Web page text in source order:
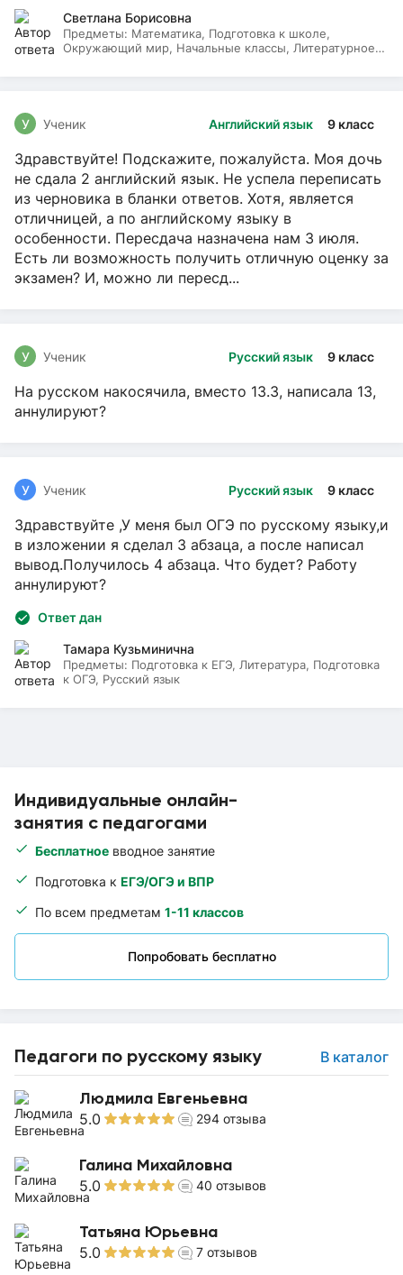
Индивидуальные онлайн-
занятия с педагогами
Бесплатное вводное занятие
Подготовка к ЕГЭ/ОГЭ и ВПР
По всем предметам 1-11 классов
Попробовать бесплатно
Педагоги по русскому языку В каталог
Людмила Евгеньевна
5.0 294 отзыва
Галина Михайловна
5.0 40 отзывов
Татьяна Юрьевна
5.0 7 отзывов
Светлана Борисовна
Предметы: Математика, Подготовка к школе,
Окружающий мир, Начальные классы, Литературное
Английский язык 9 класс
У Ученик
Здравствуйте! Подскажите, пожалуйста. Моя дочь
не сдала 2 английский язык. Не успела переписать
из черновика в бланки ответов. Хотя, является
отличницей, а по английскому языку в
особенности. Пересдача назначена нам 3 июля.
Есть ли возможность получить отличную оценку за
экзамен? И, можно ли пересд...
Русский язык 9 класс
У Ученик
На русском накосячила, вместо 13.3, написала 13,
аннулируют?
Русский язык 9 класс
У Ученик
Здравствуйте ,У меня был ОГЭ по русскому языку,и
в изложении я сделал 3 абзаца, а после написал
вывод.Получилось 4 абзаца. Что будет? Работу
аннулируют?
Ответ дан
Тамара Кузьминична
Предметы: Подготовка к ЕГЭ, Литература, Подготовка
к ОГЭ, Русский язык